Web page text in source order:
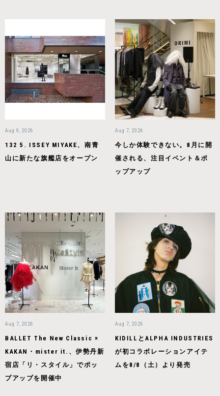
Aug 9, 2026
132 5. ISSEY MIYAKE、南青
山に新たな旗艦店をオープン
Aug 7, 2026
今しか体験できない。8月に開
催される、注目イベント＆ポ
ップアップ
Aug 7, 2026
BALLET The New Classic ×
KAKAN・mister it.、伊勢丹新
宿店「リ・スタイル」でポッ
プアップを開催中
Aug 7, 2026
KIDILLとALPHA INDUSTRIES
が初コラボレーションアイテ
ムを8/8（土）より発売